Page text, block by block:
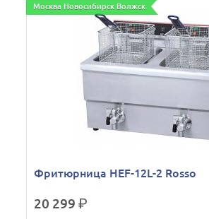
Москва Новосибирск Волжск
Фритюрница HEF-12L-2 Rosso
20 299р.